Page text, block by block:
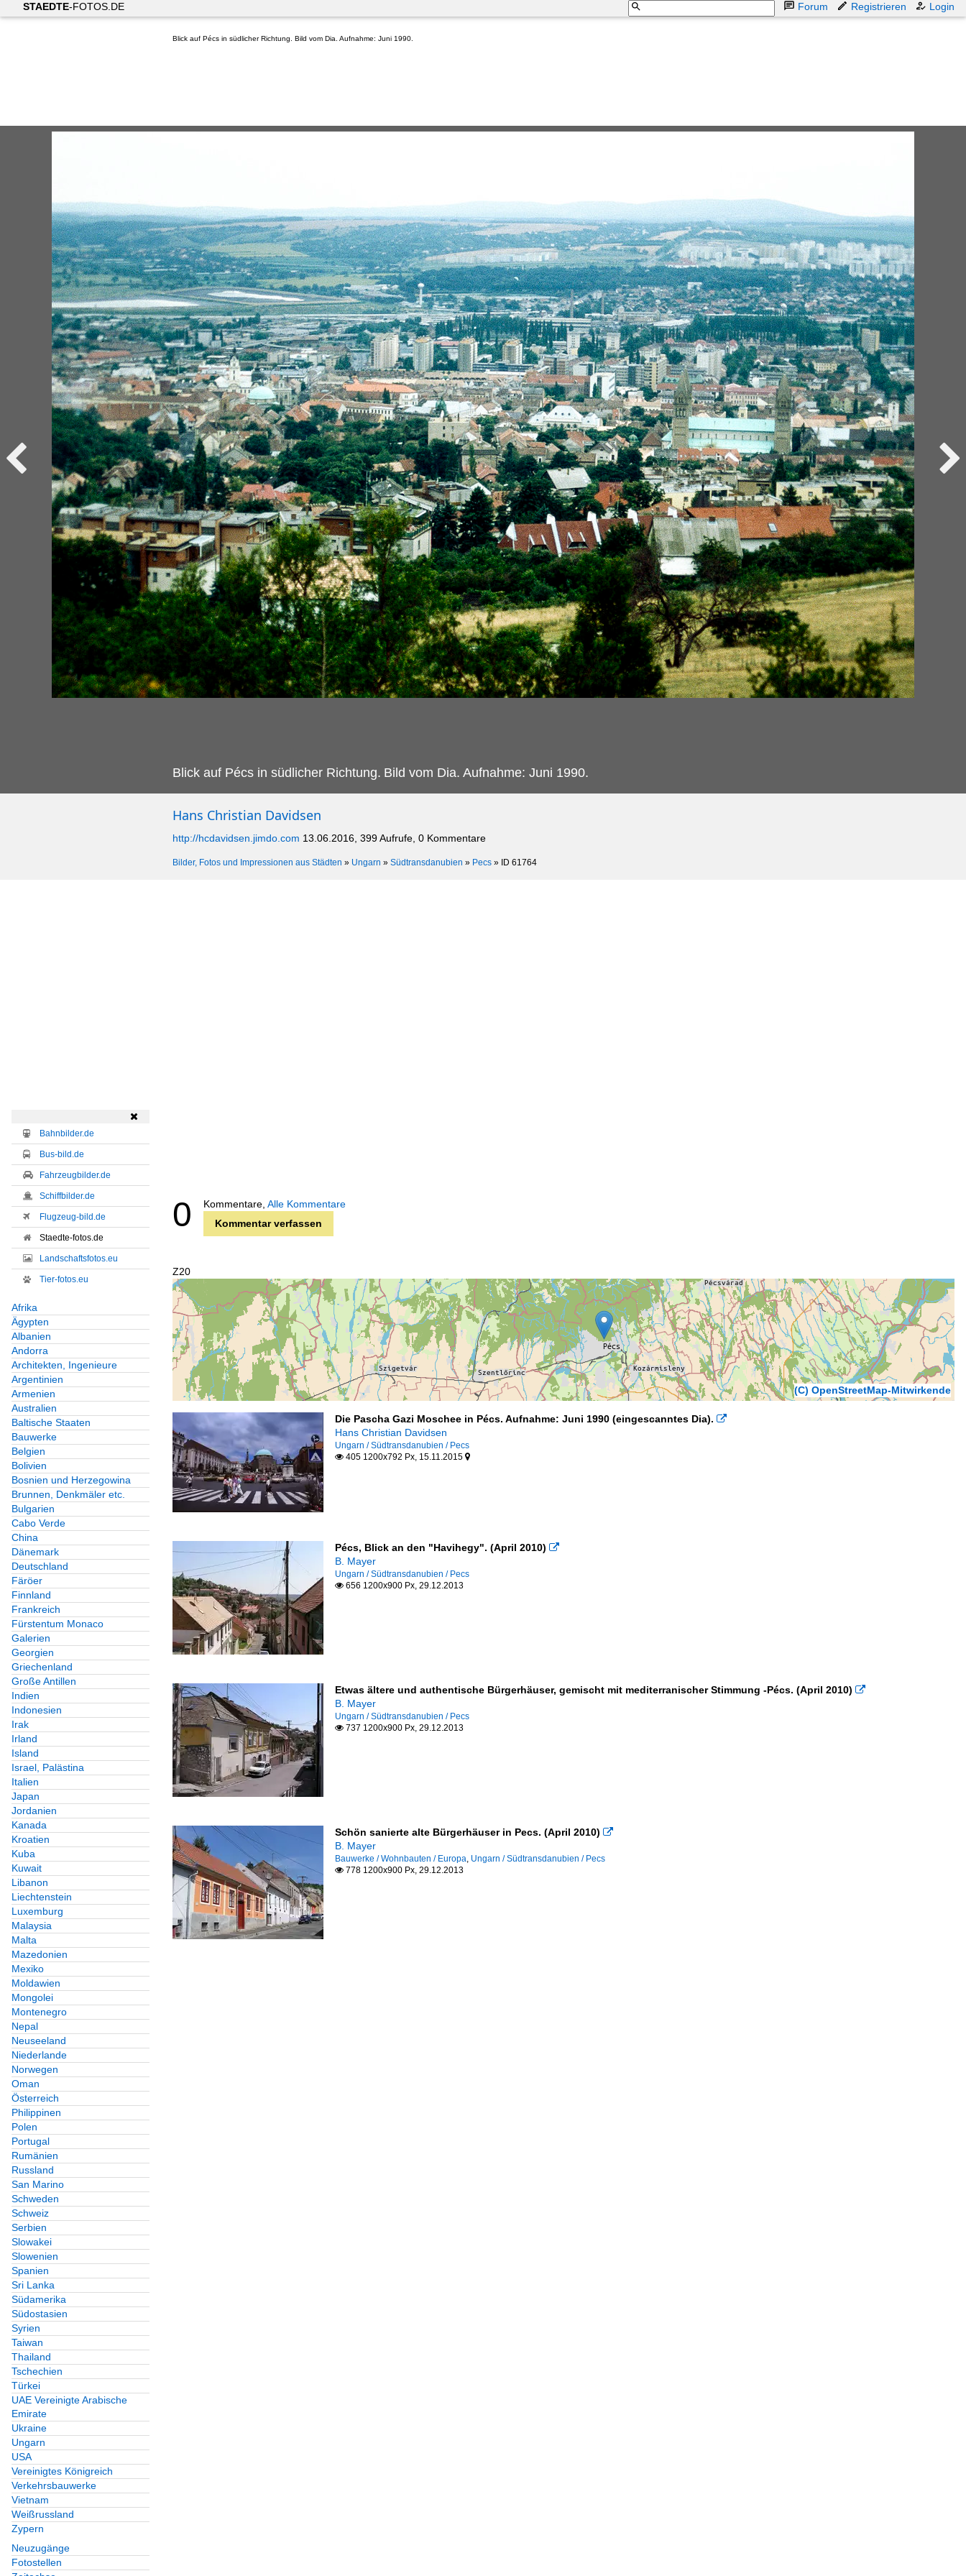
STAEDTE-FOTOS.DE Forum Registrieren Login
Blick auf Pécs in südlicher Richtung. Bild vom Dia. Aufnahme: Juni 1990.
Blick auf Pécs in südlicher Richtung. Bild vom Dia. Aufnahme: Juni 1990.
Hans Christian Davidsen
http://hcdavidsen.jimdo.com 13.06.2016, 399 Aufrufe, 0 Kommentare
Bilder, Fotos und Impressionen aus Städten » Ungarn » Südtransdanubien » Pecs » ID 61764

Bahnbilder.de
Bus-bild.de
Fahrzeugbilder.de
Schiffbilder.de
Flugzeug-bild.de
Staedte-fotos.de
Landschaftsfotos.eu
Tier-fotos.eu
Afrika
Ägypten
Albanien
Andorra
Architekten, Ingenieure
Argentinien
Armenien
Australien
Baltische Staaten
Bauwerke
Belgien
Bolivien
Bosnien und Herzegowina
Brunnen, Denkmäler etc.
Bulgarien
Cabo Verde
China
Dänemark
Deutschland
Färöer
Finnland
Frankreich
Fürstentum Monaco
Galerien
Georgien
Griechenland
Große Antillen
Indien
Indonesien
Irak
Irland
Island
Israel, Palästina
Italien
Japan
Jordanien
Kanada
Kroatien
Kuba
Kuwait
Libanon
Liechtenstein
Luxemburg
Malaysia
Malta
Mazedonien
Mexiko
Moldawien
Mongolei
Montenegro
Nepal
Neuseeland
Niederlande
Norwegen
Oman
Österreich
Philippinen
Polen
Portugal
Rumänien
Russland
San Marino
Schweden
Schweiz
Serbien
Slowakei
Slowenien
Spanien
Sri Lanka
Südamerika
Südostasien
Syrien
Taiwan
Thailand
Tschechien
Türkei
UAE Vereinigte Arabische
Emirate
Ukraine
Ungarn
USA
Vereinigtes Königreich
Verkehrsbauwerke
Vietnam
Weißrussland
Zypern
Neuzugänge
Fotostellen
0 Kommentare, Alle Kommentare
Kommentar verfassen
Z20
(C) OpenStreetMap-Mitwirkende
Die Pascha Gazi Moschee in Pécs. Aufnahme: Juni 1990 (eingescanntes Dia). 
Hans Christian Davidsen
Ungarn / Südtransdanubien / Pecs
405 1200x792 Px, 15.11.2015 
Pécs, Blick an den "Havihegy". (April 2010) 
B. Mayer
Ungarn / Südtransdanubien / Pecs
656 1200x900 Px, 29.12.2013
Etwas ältere und authentische Bürgerhäuser, gemischt mit mediterranischer Stimmung -Pécs. (April 2010) 
B. Mayer
Ungarn / Südtransdanubien / Pecs
737 1200x900 Px, 29.12.2013
Schön sanierte alte Bürgerhäuser in Pecs. (April 2010) 
B. Mayer
Bauwerke / Wohnbauten / Europa, Ungarn / Südtransdanubien / Pecs
778 1200x900 Px, 29.12.2013